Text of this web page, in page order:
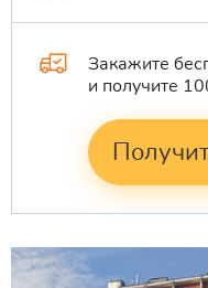
Закажите
и получите